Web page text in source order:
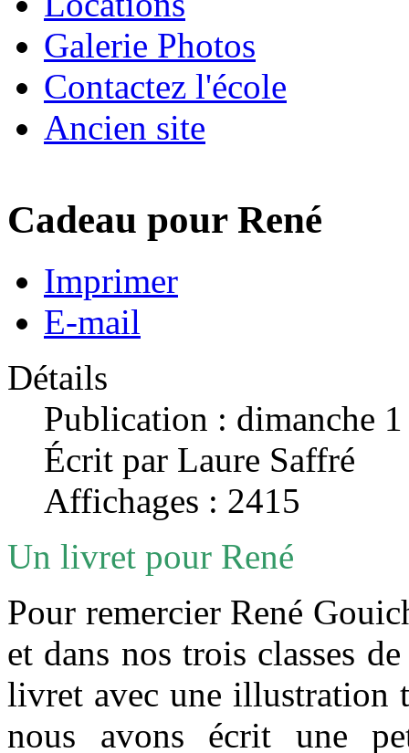
Galerie Photos
Contactez l'école
Ancien site
Cadeau pour René
Imprimer
E-mail
Détails
Publication : dimanche
Écrit par Laure Saffré
Affichages : 2415
Un livret pour René
Pour remercier René
et dans nos trois classes
livret avec une
nous avons écrit une